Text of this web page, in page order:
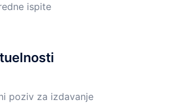
ispite
poziv za izdavanje